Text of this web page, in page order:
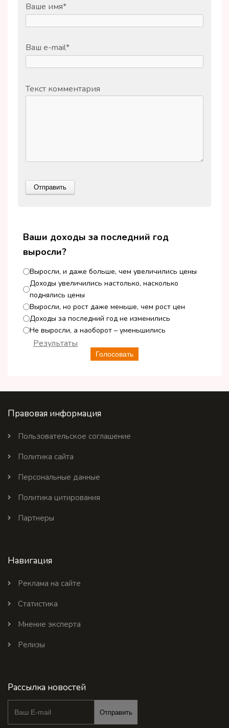
Ваше имя*
Ваш e-mail*
Текст комментария
Ваши доходы за последний год
выросли?
Выросли, и даже больше, чем увеличились цены
Доходы увеличились настолько, насколько
поднялись цены
Выросли, но рост даже меньше, чем рост цен
Доходы за последний год не изменились
Не выросли, а наоборот – уменьшились
Голосовать
Результаты
Правовая информация
Пользовательское соглашение
Политика сайта
Персональные данные
Политика цитирования
Партнеры
Навигация
Реклама на сайте
Статистика
Мнение эксперта
Релизы
Рассылка новостей
Отправить